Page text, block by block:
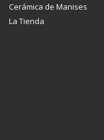
Cerámica de Manises
La Tienda